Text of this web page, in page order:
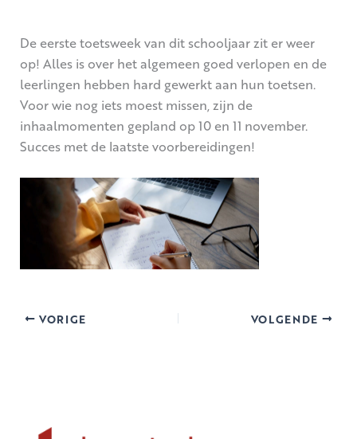
De eerste toetsweek van dit schooljaar zit er weer
op! Alles is over het algemeen goed verlopen en de
leerlingen hebben hard gewerkt aan hun toetsen.
Voor wie nog iets moest missen, zijn de
inhaalmomenten gepland op 10 en 11 november.
Succes met de laatste voorbereidingen!
VORIGE VOLGENDE